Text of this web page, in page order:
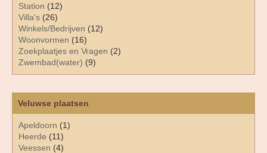
Station (12)
Villa's (26)
Winkels/Bedrijven (12)
Woonvormen (16)
Zoekplaatjes en Vragen (2)
Zwembad(water) (9)
Veluwse plaatsen
Apeldoorn (1)
Heerde (11)
Veessen (4)